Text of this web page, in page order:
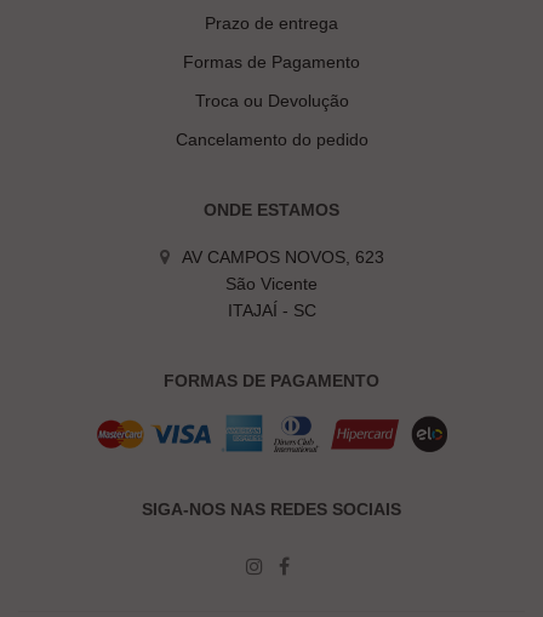
Prazo de entrega
Formas de Pagamento
Troca ou Devolução
Cancelamento do pedido
ONDE ESTAMOS
AV CAMPOS NOVOS, 623
São Vicente
ITAJAÍ - SC
FORMAS DE PAGAMENTO
SIGA-NOS NAS REDES SOCIAIS